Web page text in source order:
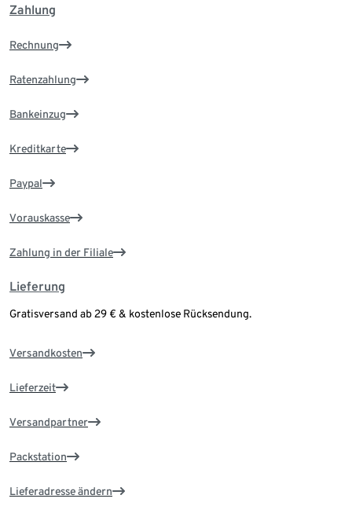
Zahlung
Rechnung
Ratenzahlung
Bankeinzug
Kreditkarte
Paypal
Vorauskasse
Zahlung in der Filiale
Lieferung
Gratisversand ab 29 € & kostenlose Rücksendung.
Versandkosten
Lieferzeit
Versandpartner
Packstation
Lieferadresse ändern